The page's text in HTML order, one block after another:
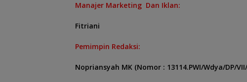
Manajer Marketing Dan Iklan:
Fitriani
Pemimpin Redaksi:
Nopriansyah MK (Nomor : 13114.PWI/Wdya/DP/